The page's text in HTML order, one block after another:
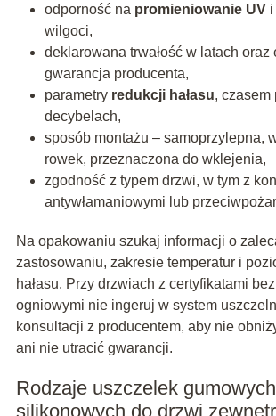
odporność na promieniowanie UVi
wilgoci,
deklarowana trwałość w latach oraz
gwarancja producenta,
parametry redukcji hałasu, czasem
decybelach,
sposób montażu – samoprzylepna,
rowek, przeznaczona do wklejenia,
zgodność z typem drzwi, w tym z
antywłamaniowymi lub
Na opakowaniu szukaj informacji o
zastosowaniu, zakresie temperatur i
hałasu. Przy drzwiach z certyfikatami
ogniowymi nie ingeruj w system
konsultacji z producentem, aby nie
ani nie utracić gwarancji.
Rodzaje uszczelek
silikonowych do drzwi